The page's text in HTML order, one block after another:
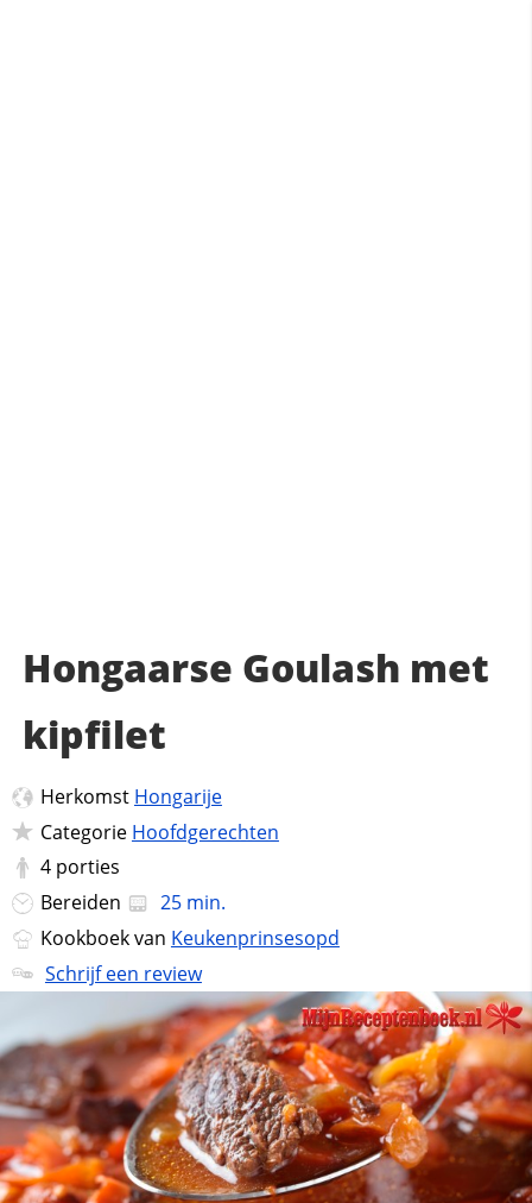
Hongaarse Goulash met
kipfilet
Herkomst Hongarije
Categorie Hoofdgerechten
4 porties
Bereiden
25 min.
Kookboek van Keukenprinsesopd
Schrijf een review